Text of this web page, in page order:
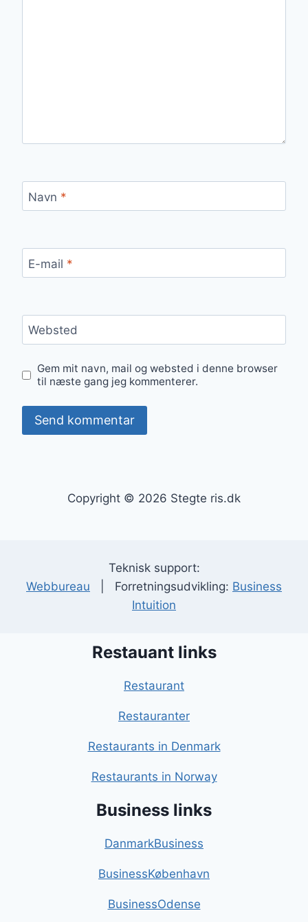
Navn *
E-mail *
Websted
Gem mit navn, mail og websted i denne browser
til næste gang jeg kommenterer.
Copyright © 2026 Stegte ris.dk
Teknisk support:
Webbureau | Forretningsudvikling: Business
Intuition
Restauant links
Restaurant
Restauranter
Restaurants in Denmark
Restaurants in Norway
Business links
DanmarkBusiness
BusinessKøbenhavn
BusinessOdense